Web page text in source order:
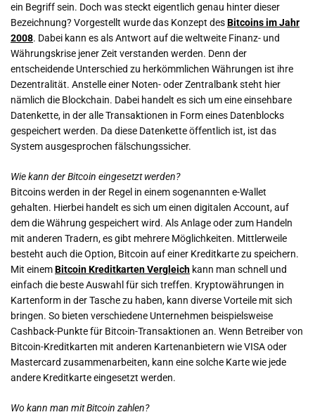
ein Begriff sein. Doch was steckt eigentlich genau hinter dieser
Bezeichnung? Vorgestellt wurde das Konzept desBitcoins im Jahr
2008. Dabei kann es als Antwort auf die weltweite Finanz- und
Währungskrise jener Zeit verstanden werden. Denn der
entscheidende Unterschied zu herkömmlichen Währungen ist ihre
Dezentralität. Anstelle einer Noten- oder Zentralbank steht hier
nämlich die Blockchain. Dabei handelt es sich um eine einsehbare
Datenkette, in der alle Transaktionen in Form eines Datenblocks
gespeichert werden. Da diese Datenkette öffentlich ist, ist das
System ausgesprochen fälschungssicher.
Wie kann der Bitcoin eingesetzt werden?
Bitcoins werden in der Regel in einem sogenannten e-Wallet
gehalten. Hierbei handelt es sich um einen digitalen Account, auf
dem die Währung gespeichert wird. Als Anlage oder zum Handeln
mit anderen Tradern, es gibt mehrere Möglichkeiten. Mittlerweile
besteht auch die Option, Bitcoin auf einer Kreditkarte zu speichern.
Mit einemBitcoin Kreditkarten Vergleich kann man schnell und
einfach die beste Auswahl für sich treffen. Kryptowährungen in
Kartenform in der Tasche zu haben, kann diverse Vorteile mit sich
bringen. So bieten verschiedene Unternehmen beispielsweise
Cashback-Punkte für Bitcoin-Transaktionen an. Wenn Betreiber von
Bitcoin-Kreditkarten mit anderen Kartenanbietern wie VISA oder
Mastercard zusammenarbeiten, kann eine solche Karte wie jede
andere Kreditkarte eingesetzt werden.
Wo kann man mit Bitcoin zahlen?